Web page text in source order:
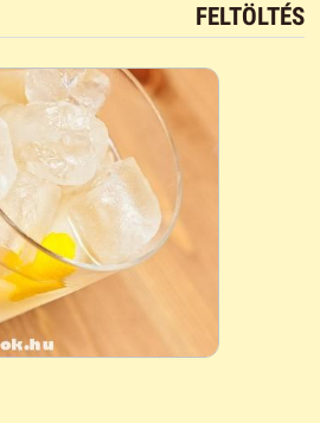
FELTÖLTÉS